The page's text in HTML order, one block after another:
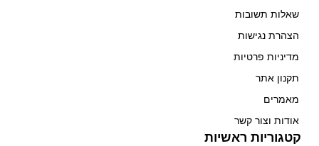
שאלות תשובות
הצהרת נגישות
מדיניות פרטיות
תקנון אתר
מאמרים
אודות וצור קשר
קטגוריות ראשיות